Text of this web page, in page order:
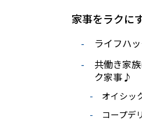
家事をラクに
ライフハ
共働き家
ク家事♪
オイシッ
コープデリ